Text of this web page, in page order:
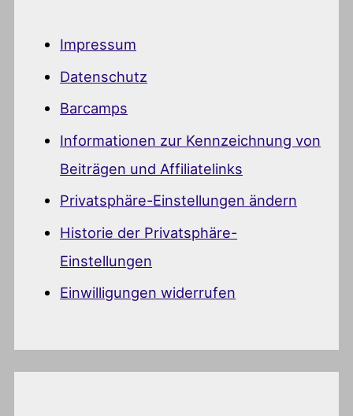
Impressum
Datenschutz
Barcamps
Informationen zur Kennzeichnung von
Beiträgen und Affiliatelinks
Privatsphäre-Einstellungen ändern
Historie der Privatsphäre-
Einstellungen
Einwilligungen widerrufen